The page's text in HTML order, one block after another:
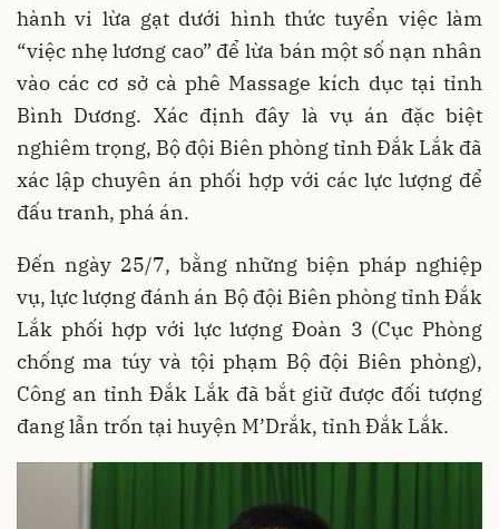
hành vi lừa gạt dưới hình thức tuyển việc làm
“việc nhẹ lương cao” để lừa bán một số nạn nhân
vào các cơ sở cà phê Massage kích dục tại tỉnh
Bình Dương. Xác định đây là vụ án đặc biệt
nghiêm trọng, Bộ đội Biên phòng tỉnh Đắk Lắk đã
xác lập chuyên án phối hợp với các lực lượng để
đấu tranh, phá án.
Đến ngày 25/7, bằng những biện pháp nghiệp
vụ, lực lượng đánh án Bộ đội Biên phòng tỉnh Đắk
Lắk phối hợp với lực lượng Đoàn 3 (Cục Phòng
chống ma túy và tội phạm Bộ đội Biên phòng),
Công an tỉnh Đắk Lắk đã bắt giữ được đối tượng
đang lẫn trốn tại huyện M’Drắk, tỉnh Đắk Lắk.